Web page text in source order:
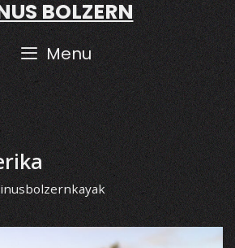
BOLZERN
Menu